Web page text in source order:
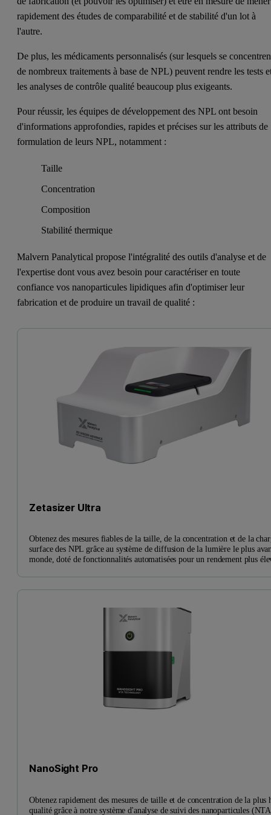
rapidement des études de comparabilité et de stabilité d'un lot à
l'autre.
De plus, les médicaments personnalisés (sur lesquels se
de nombreux traitements à base de NPL) peuvent rendre les tests
les analyses de contrôle qualité beaucoup plus exigeants.
Pour réussir, les équipes de développement des NPL ont besoin
d'informations approfondies, rapides et précises sur les attributs de
formulation de leurs NPL, notamment :
Taille
Concentration
Composition
Stabilité thermique
Malvern Panalytical propose l'intégralité des outils d'analyse et de
l'expertise dont vous avez besoin pour caractériser en toute
confiance vos nanoparticules lipidiques afin d'optimiser leur
fabrication et de produire un travail de qualité :
Zetasizer Ultra
Obtenez des mesures fiables de la taille, de la concentration et de la
surface des NPL grâce au système de diffusion de la lumière le plus
monde, doté de fonctionnalités automatisées pour un rendement plus
NanoSight Pro
Obtenez rapidement des mesures de taille et de concentration de la plus
qualité grâce à notre système d'analyse de suivi des nanoparticules